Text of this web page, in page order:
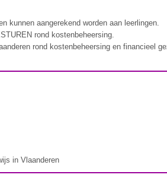
kunnen aangerekend worden aan leerlingen.
rond kostenbeheersing.
rond kostenbeheersing en financieel
in Vlaanderen